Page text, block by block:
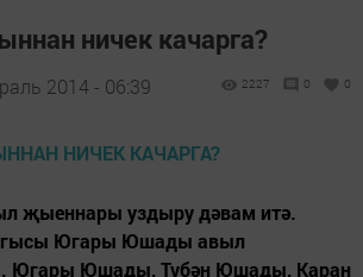
ничек качарга?
2014 - 06:39 2227 0 0
җыеннары уздыру дәвам итә.
Югары Юшады авыл
Югары Юшады, Түбән Юшады, Каран